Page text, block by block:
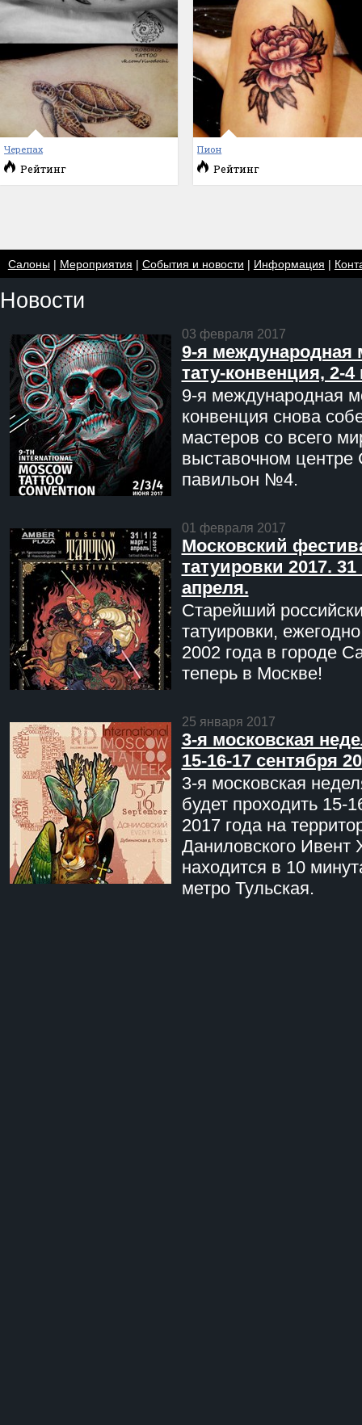
Черепах
Рейтинг
Пион
Рейтинг
Салоны| Мероприятия | События и новости | Информация |
Новости
03 февраля 2017
9-я международная
тату-конвенция, 2-
9-я международная
конвенция снова
мастеров со всего
выставочном центре
павильон №4.
01 февраля 2017
Московский
татуировки 2017. 31
апреля.
Старейший
татуировки,
2002 года в городе
теперь в Москве!
25 января 2017
3-я московская
15-16-17 сентября
3-я московская
будет проходить 15-
2017 года на
Даниловского Ивент
находится в 10
метро Тульская.